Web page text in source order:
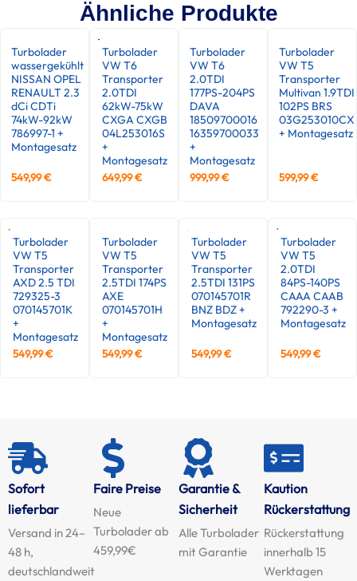
Ähnliche Produkte
Turbolader
wassergekühlt
NISSAN OPEL
RENAULT 2.3
dCi CDTi
74kW-92kW
786997-1 +
Montagesatz
549,99€
Turbolader
VW T6
Transporter
2.0TDI
62kW-75kW
CXGA CXGB
04L253016S
+
Montagesatz
649,99€
Turbolader
VW T6
2.0TDI
177PS-204PS
DAVA
18509700016
16359700033
+
Montagesatz
999,99€
Turbolader
VW T5
Transporter
Multivan 1.9TDI
102PS BRS
03G253010CX
+ Montagesatz
599,99€
Turbolader
VW T5
Transporter
AXD 2.5 TDI
729325-3
070145701K
+
Montagesatz
549,99€
Turbolader
VW T5
Transporter
2.5TDI 174PS
AXE
070145701H
+
Montagesatz
549,99€
Turbolader
VW T5
Transporter
2.5TDI 131PS
070145701R
BNZ BDZ +
Montagesatz
549,99€
Turbolader
VW T5
2.0TDI
84PS-140PS
CAAA CAAB
792290-3 +
Montagesatz
549,99€
Sofort
lieferbar
Versand in 24–
48 h,
deutschlandweit
Faire Preise
Neue
Turbolader ab
459,99€
Garantie &
Sicherheit
Alle Turbolader
mit Garantie
Kaution
Rückerstattung
Rückerstattung
innerhalb 15
Werktagen